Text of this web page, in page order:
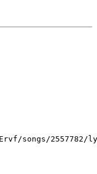
songs/2557782/